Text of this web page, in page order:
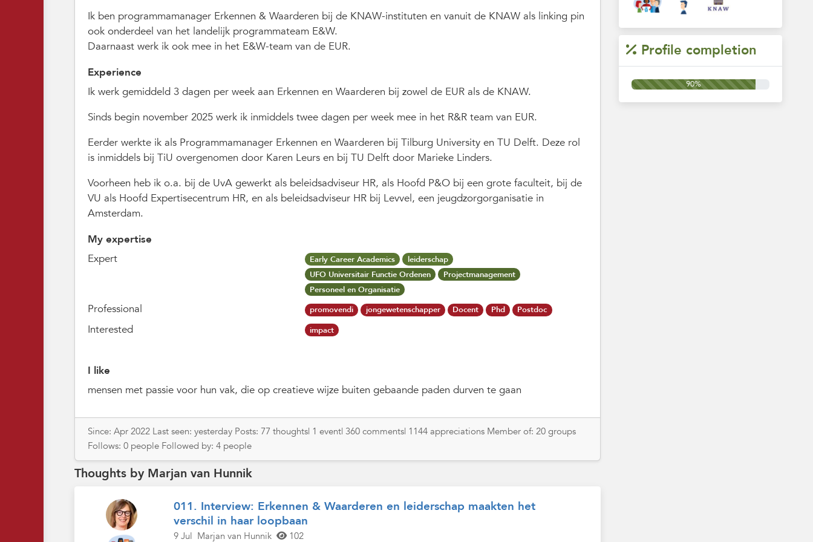
Ik ben programmamanager Erkennen & Waarderen bij de KNAW-instituten en vanuit de KNAW als linking pin
ook onderdeel van het landelijk programmateam E&W.
Daarnaast werk ik ook mee in het E&W-team van de EUR.
Experience
Ik werk gemiddeld 3 dagen per week aan Erkennen en Waarderen bij zowel de EUR als de KNAW.
Sinds begin november 2025 werk ik inmiddels twee dagen per week mee in het R&R team van EUR.
Eerder werkte ik als Programmamanager Erkennen en Waarderen bij Tilburg University en TU Delft. Deze rol
is inmiddels bij TiU overgenomen door Karen Leurs en bij TU Delft door Marieke Linders.
Voorheen heb ik o.a. bij de UvA gewerkt als beleidsadviseur HR, als Hoofd P&O bij een grote faculteit, bij de
VU als Hoofd Expertisecentrum HR, en als beleidsadviseur HR bij Levvel, een jeugdzorgorganisatie in
Amsterdam.
My expertise
Expert
Early Career Academics
leiderschap
UFO Universitair Functie Ordenen
Projectmanagement
Personeel en Organisatie
Professional promovendi jongewetenschapper Docent Phd Postdoc
Interested impact
I like
mensen met passie voor hun vak, die op creatieve wijze buiten gebaande paden durven te gaan
Since: Apr 2022 Last seen: yesterday Posts: 77 thoughts| 1 event| 360 comments| 1144 appreciations Member of: 20 groups
Follows: 0 people Followed by: 4 people
Thoughts by Marjan van Hunnik
011. Interview: Erkennen & Waarderen en leiderschap maakten het
verschil in haar loopbaan
9 Jul Marjan van Hunnik 102
Profile completion
90%